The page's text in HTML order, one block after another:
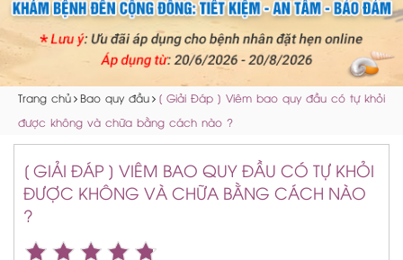
Trang chủ Bao quy đầu
[ Giải Đáp ] Viêm bao quy đầu có tự khỏi
được không và chữa bằng cách nào ?
[ GIẢI ĐÁP ] VIÊM BAO QUY ĐẦU CÓ TỰ KHỎI
ĐƯỢC KHÔNG VÀ CHỮA BẰNG CÁCH NÀO
?